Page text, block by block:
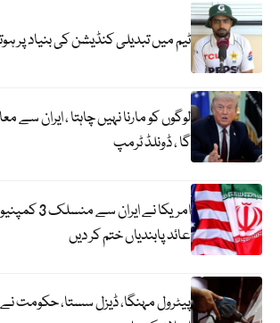
ٹیم میں تبدیلی کنڈیشن کی بنیاد پر
لوگوں کو مارنا نہیں چاہتا ، ایران سے
گا ، ڈونلڈ ٹرمپ
عائد پابندیاں ختم کر دیں
پیٹرول مہنگا، ڈیزل سستا، حکومت